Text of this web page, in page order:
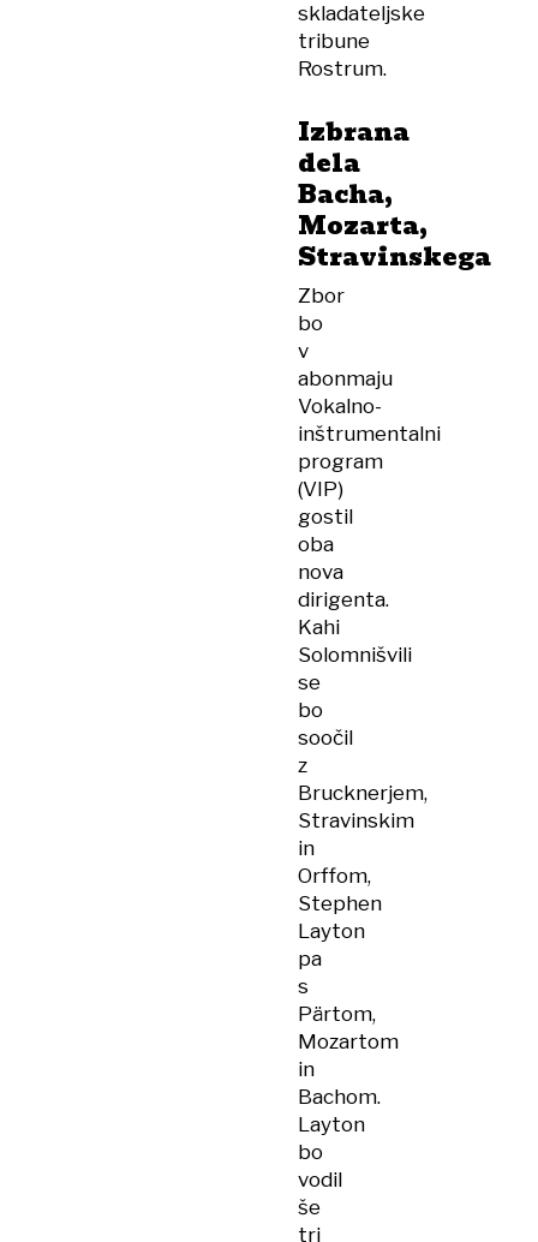
skladateljske
tribune
Rostrum.
Izbrana
dela
Bacha,
Mozarta,
Stravinskega
Zbor
bo
v
abonmaju
Vokalno-
inštrumentalni
program
(VIP)
gostil
oba
nova
dirigenta.
Kahi
Solomnišvili
se
bo
soočil
z
Brucknerjem,
Stravinskim
in
Orffom,
Stephen
Layton
pa
s
Pärtom,
Mozartom
in
Bachom.
Layton
bo
vodil
še
tri